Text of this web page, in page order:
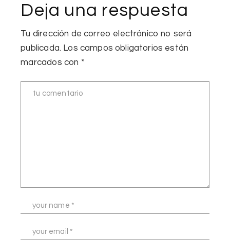
Deja una respuesta
Tu dirección de correo electrónico no será
publicada. Los campos obligatorios están
marcados con *